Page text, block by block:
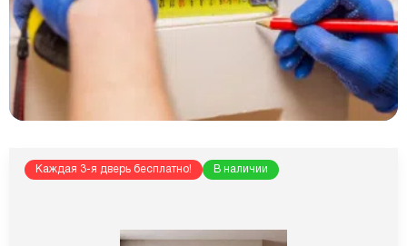
Каждая 3-я дверь бесплатно! В наличии